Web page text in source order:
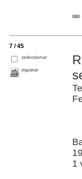
7 / 45
seleccionar
imprimir
1